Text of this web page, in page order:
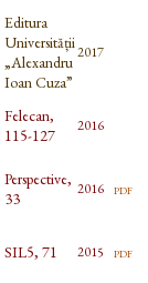
Editura
Universității
„Alexandru
Ioan Cuza”
2017
Felecan,
115-127
2016
Perspective,
33
2016 pdf
SIL5, 71 2015 pdf